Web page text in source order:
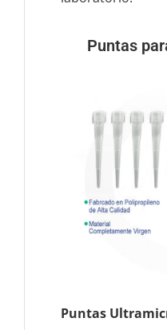
Puntas
Puntas